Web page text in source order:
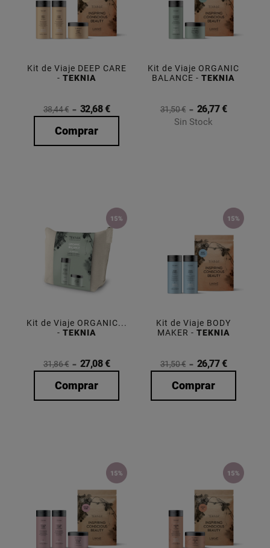
Kit de Viaje DEEP CARE
- TEKNIA
38,44 € 32,68 €
Comprar
Kit de Viaje ORGANIC
BALANCE - TEKNIA
31,50 € 26,77 €
Sin Stock
Kit de Viaje ORGANIC...
- TEKNIA
31,86 € 27,08 €
Comprar
Kit de Viaje BODY
MAKER - TEKNIA
31,50 € 26,77 €
Comprar